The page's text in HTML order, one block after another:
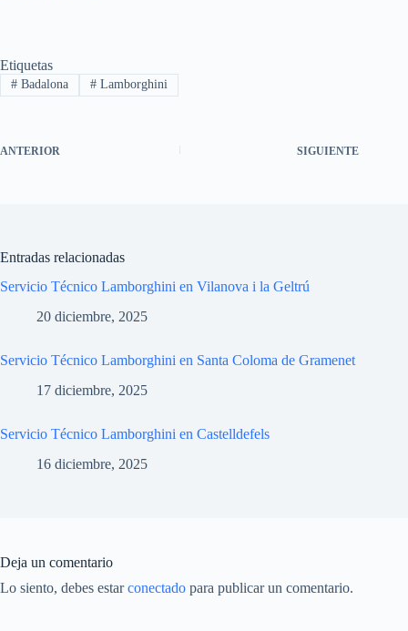
Etiquetas
#Badalona #Lamborghini
ANTERIOR SIGUIENTE
Entradas relacionadas
Servicio Técnico Lamborghini en Vilanova i la Geltrú
20 diciembre, 2025
Servicio Técnico Lamborghini en Santa Coloma de Gramenet
17 diciembre, 2025
Servicio Técnico Lamborghini en Castelldefels
16 diciembre, 2025
Deja un comentario
Lo siento, debes estarconectado para publicar un comentario.